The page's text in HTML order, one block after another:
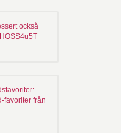
också
favoriter från